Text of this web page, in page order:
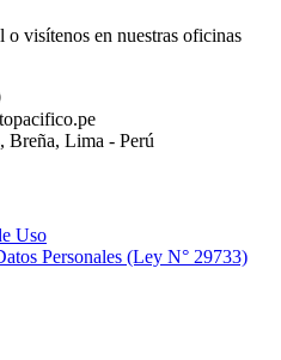
o visítenos en nuestras oficinas
Breña, Lima - Perú
Uso
Personales (Ley N° 29733)